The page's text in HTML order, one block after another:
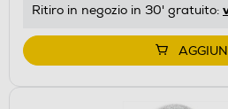
Ritiro in negozio in 30' gratuito: